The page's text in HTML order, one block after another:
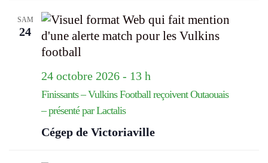
SAM
24
24 octobre 2026 - 13 h
Finissants – Vulkins Football reçoivent Outaouais
– présenté par Lactalis
Cégep de Victoriaville